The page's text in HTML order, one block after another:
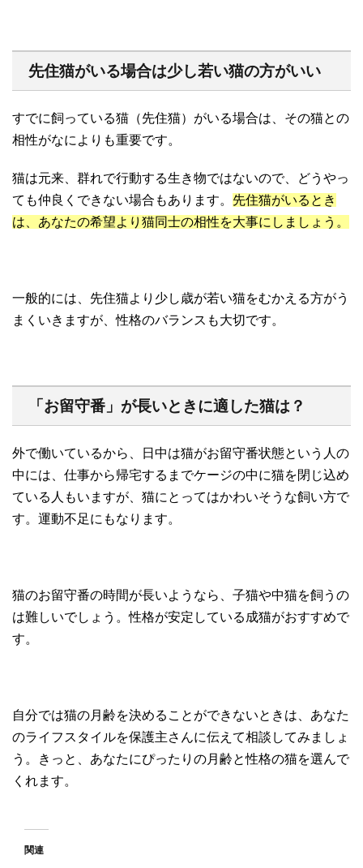
先住猫がいる場合は少し若い猫の方がいい
すでに飼っている猫（先住猫）がいる場合は、その猫との
相性がなによりも重要です。
猫は元来、群れで行動する生き物ではないので、どうやっ
ても仲良くできない場合もあります。 先住猫がいるとき
は、あなたの希望より猫同士の相性を大事にしましょう。
一般的には、先住猫より少し歳が若い猫をむかえる方がう
まくいきますが、性格のバランスも大切です。
「お留守番」が長いときに適した猫は？
外で働いているから、日中は猫がお留守番状態という人の
中には、仕事から帰宅するまでケージの中に猫を閉じ込め
ている人もいますが、猫にとってはかわいそうな飼い方で
す。運動不足にもなります。
猫のお留守番の時間が長いようなら、子猫や中猫を飼うの
は難しいでしょう。性格が安定している成猫がおすすめで
す。
自分では猫の月齢を決めることができないときは、あなた
のライフスタイルを保護主さんに伝えて相談してみましょ
う。きっと、あなたにぴったりの月齢と性格の猫を選んで
くれます。
関連